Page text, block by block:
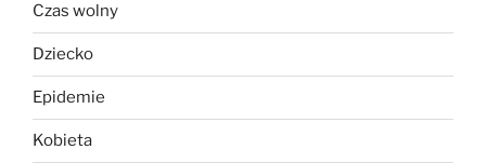
Czas wolny
Dziecko
Epidemie
Kobieta